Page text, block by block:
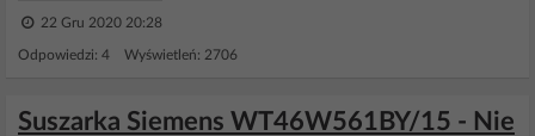
22 Gru 2020 20:28
Odpowiedzi: 4 Wyświetleń: 2706
Suszarka Siemens WT46W561BY/15 - Nie